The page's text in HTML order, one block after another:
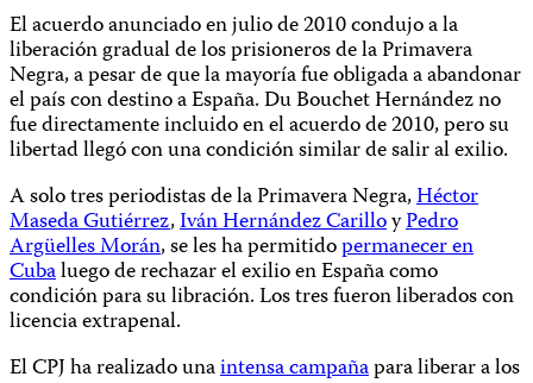
El acuerdo anunciado en julio de 2010 condujo a la
liberación gradual de los prisioneros de la Primavera
Negra, a pesar de que la mayoría fue obligada a abandonar
el país con destino a España. Du Bouchet Hernández no
fue directamente incluido en el acuerdo de 2010, pero su
libertad llegó con una condición similar de salir al exilio.
A solo tres periodistas de la Primavera Negra,Héctor
Maseda Gutiérrez,Iván Hernández CarilloyPedro
Argüelles Morán, se les ha permitidopermanecer en
Cubaluego de rechazar el exilio en España como
condición para su libración. Los tres fueron liberados con
licencia extrapenal.
El CPJ ha realizado unaintensa campañapara liberar a los